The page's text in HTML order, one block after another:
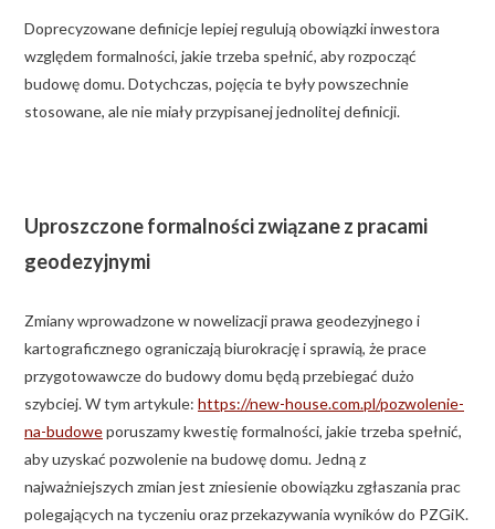
Doprecyzowane definicje lepiej regulują obowiązki inwestora
względem formalności, jakie trzeba spełnić, aby rozpocząć
budowę domu. Dotychczas, pojęcia te były powszechnie
stosowane, ale nie miały przypisanej jednolitej definicji.
Uproszczone formalności związane z pracami
geodezyjnymi
Zmiany wprowadzone w nowelizacji prawa geodezyjnego i
kartograficznego ograniczają biurokrację i sprawią, że prace
przygotowawcze do budowy domu będą przebiegać dużo
szybciej. W tym artykule: https://new-house.com.pl/pozwolenie-
na-budoweporuszamy kwestię formalności, jakie trzeba spełnić,
aby uzyskać pozwolenie na budowę domu. Jedną z
najważniejszych zmian jest zniesienie obowiązku zgłaszania prac
polegających na tyczeniu oraz przekazywania wyników do PZGiK.